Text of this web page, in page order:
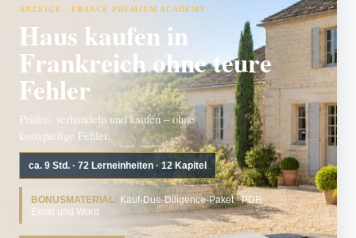
ANZEIGE · FRANCE PREMIUM ACADEMY
Haus kaufen in
Frankreich ohne teure
Fehler
Prüfen, verhandeln und kaufen – ohne
kostspielige Fehler.
ca. 9 Std. · 72 Lerneinheiten · 12 Kapitel
BONUSMATERIAL: Kauf-Due-Diligence-Paket · PDF,
Excel und Word